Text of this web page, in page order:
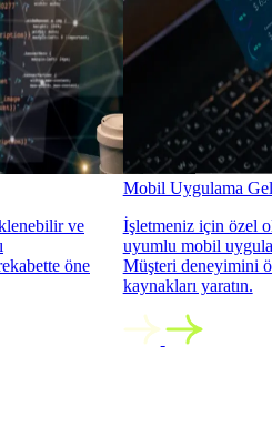
ve
öne
Mobil Uygulama
İşletmeniz için özel
uyumlu mobil
Müşteri deneyimini
kaynakları yaratın.